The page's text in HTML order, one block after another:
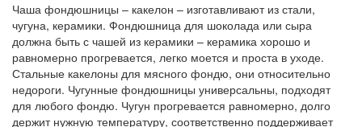
Чаша фондюшницы – какелон – изготавливают из стали,
чугуна, керамики. Фондюшница для шоколада или сыра
должна быть с чашей из керамики – керамика хорошо и
равномерно прогревается, легко моется и проста в уходе.
Стальные какелоны для мясного фондю, они относительно
недороги. Чугунные фондюшницы универсальны, подходят
для любого фондю. Чугун прогревается равномерно, долго
держит нужную температуру, соответственно поддерживает